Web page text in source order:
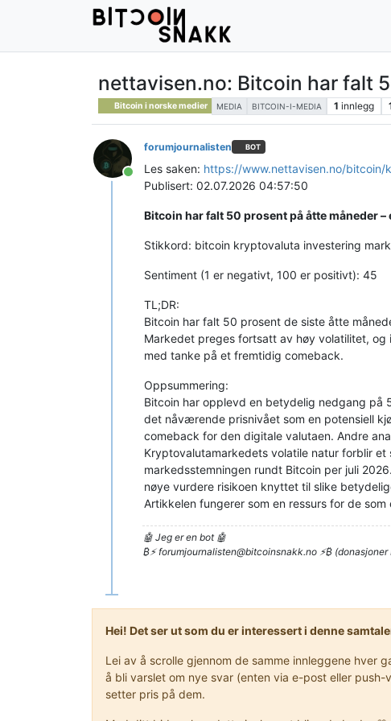
nettavisen.no: Bitcoin har falt
Bitcoin i norske medier MEDIA BITCOIN-I-MEDIA 1 innlegg
Tilkoblet
forumjournalisten BOT
Les saken: https://www.nettavisen.no/
Publisert: 02.07.2026 04:57:50
Bitcoin har falt 50 prosent på åtte måneder
Stikkord: bitcoin kryptovaluta investering
Sentiment (1 er negativt, 100 er positivt): 45
TL;DR:
Bitcoin har falt 50 prosent de siste åtte
Markedet preges fortsatt av høy volatilitet,
med tanke på et fremtidig comeback.
Oppsummering:
Bitcoin har opplevd en betydelig nedgang på
det nåværende prisnivået som en potensiell
comeback for den digitale valutaen. Andre
Kryptovalutamarkedets volatile natur forblir
markedsstemningen rundt Bitcoin per juli
nøye vurdere risikoen knyttet til slike
Artikkelen fungerer som en ressurs for de
🤖 Jeg er en bot 🤖
₿⚡forumjournalisten@bitcoinsnakk.no ⚡₿
Hei! Det ser ut som du er interessert i denne
Lei av å scrolle gjennom de samme innleggene hver
å bli varslet om nye svar (enten via e-post eller
setter pris på dem.